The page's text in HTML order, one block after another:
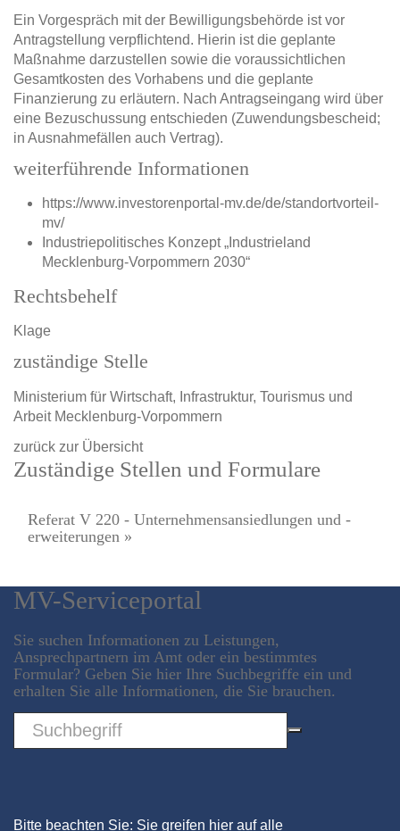
Ein Vorgespräch mit der Bewilligungsbehörde ist vor
Antragstellung verpflichtend. Hierin ist die geplante
Maßnahme darzustellen sowie die voraussichtlichen
Gesamtkosten des Vorhabens und die geplante
Finanzierung zu erläutern. Nach Antragseingang wird über
eine Bezuschussung entschieden (Zuwendungsbescheid;
in Ausnahmefällen auch Vertrag).
weiterführende Informationen
https://www.investorenportal-mv.de/de/standortvorteil-
mv/
Industriepolitisches Konzept „Industrieland
Mecklenburg-Vorpommern 2030“
Rechtsbehelf
Klage
zuständige Stelle
Ministerium für Wirtschaft, Infrastruktur, Tourismus und
Arbeit Mecklenburg-Vorpommern
zurück zur Übersicht
Zuständige Stellen und Formulare
Referat V 220 - Unternehmensansiedlungen und -
erweiterungen »
MV-Serviceportal
Sie suchen Informationen zu Leistungen,
Ansprechpartnern im Amt oder ein bestimmtes
Formular? Geben Sie hier Ihre Suchbegriffe ein und
erhalten Sie alle Informationen, die Sie brauchen.
Sword
Bitte beachten Sie: Sie greifen hier auf alle